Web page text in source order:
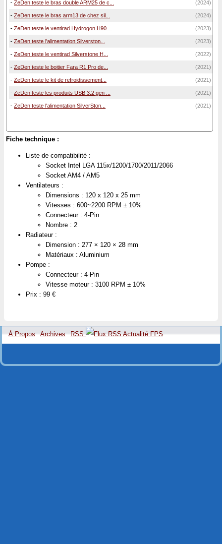
- ZeDen teste le bras double ARM25 de c... (2024)
- ZeDen teste le bras arm13 de chez sil... (2024)
- ZeDen teste le ventirad Hydrogon H90 ... (2023)
- ZeDen teste l'alimentation Silverston... (2023)
- ZeDen teste le ventirad Silverstone H... (2022)
- ZeDen teste le boitier Fara R1 Pro de... (2021)
- ZeDen teste le kit de refroidissement... (2021)
- ZeDen teste les produits USB 3.2 gen ... (2021)
- ZeDen teste l'alimentation SilverSton... (2021)
Fiche technique :
Liste de compatibilité :
Socket Intel LGA 115x/1200/1700/2011/2066
Socket AM4 / AM5
Ventilateurs :
Dimensions : 120 x 120 x 25 mm
Vitesses : 600~2200 RPM ± 10%
Connecteur : 4-Pin
Nombre : 2
Radiateur :
Dimension : 277 × 120 × 28 mm
Matériaux : Aluminium
Pompe :
Connecteur : 4-Pin
Vitesse moteur : 3100 RPM ± 10%
Prix : 99 €
À Propos Archives RSS